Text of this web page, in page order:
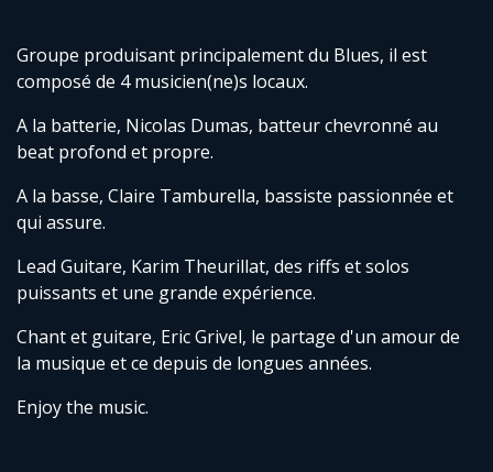
Groupe produisant principalement du Blues, il est
composé de 4 musicien(ne)s locaux.
A la batterie, Nicolas Dumas, batteur chevronné au
beat profond et propre.
A la basse, Claire Tamburella, bassiste passionnée et
qui assure.
Lead Guitare, Karim Theurillat, des riffs et solos
puissants et une grande expérience.
Chant et guitare, Eric Grivel, le partage d'un amour de
la musique et ce depuis de longues années.
Enjoy the music.